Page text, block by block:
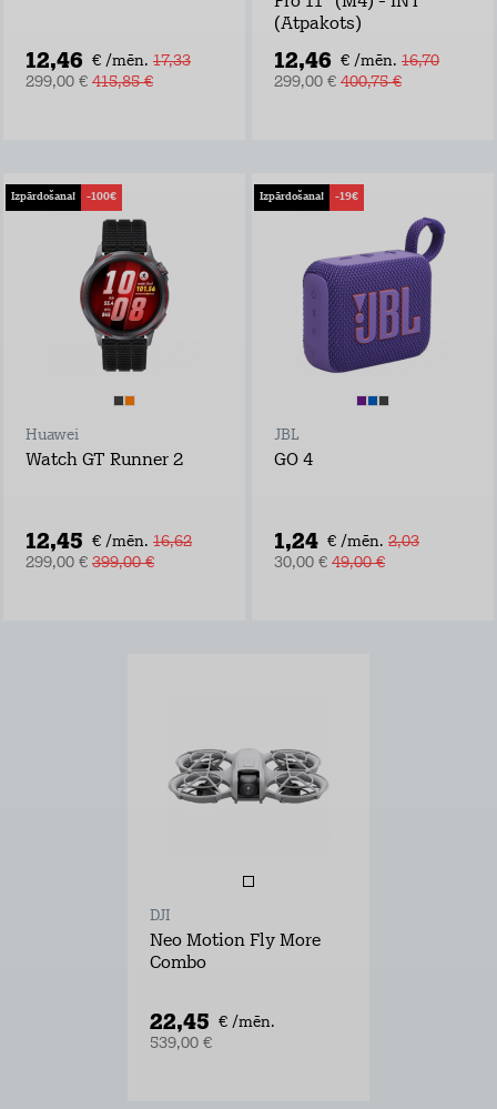
12,46 € /mēn. 17,33
299,00 € 415,85 €
(Atpakots)
12,46 € /mēn. 16,70
299,00 € 400,75 €
Izpārdošana! -100€
Huawei
Watch GT Runner 2
12,45 € /mēn. 16,62
299,00 € 399,00 €
Izpārdošana! -19€
JBL
GO 4
1,24 € /mēn. 2,03
30,00 € 49,00 €
DJI
Neo Motion Fly More
Combo
22,45 € /mēn.
539,00 €